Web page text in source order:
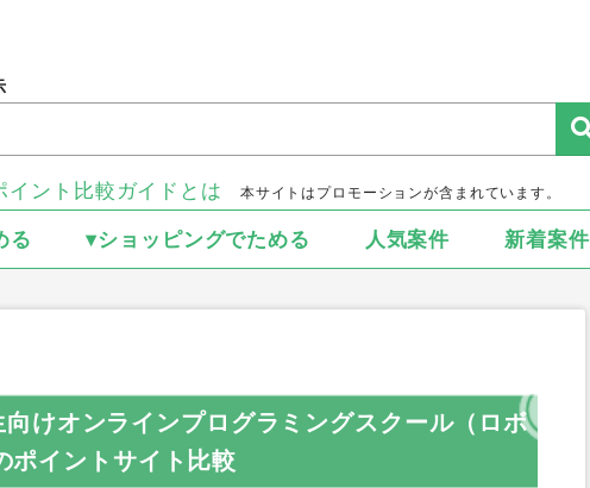
イント比較ガイドとは 本サイトはプロモーションが含まれています。
る ▾ショッピングでためる 人気案件 新着案件
けオンラインプログラミングスクール（ロボ
ポイントサイト比較